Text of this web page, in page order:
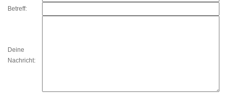
Betreff:
Deine
Nachricht: